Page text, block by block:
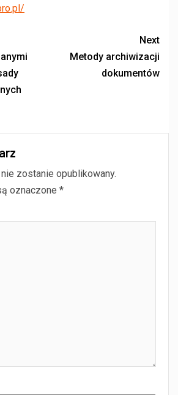
Next
Metody archiwizacji
dokumentów
zostanie opublikowany.
oznaczone *